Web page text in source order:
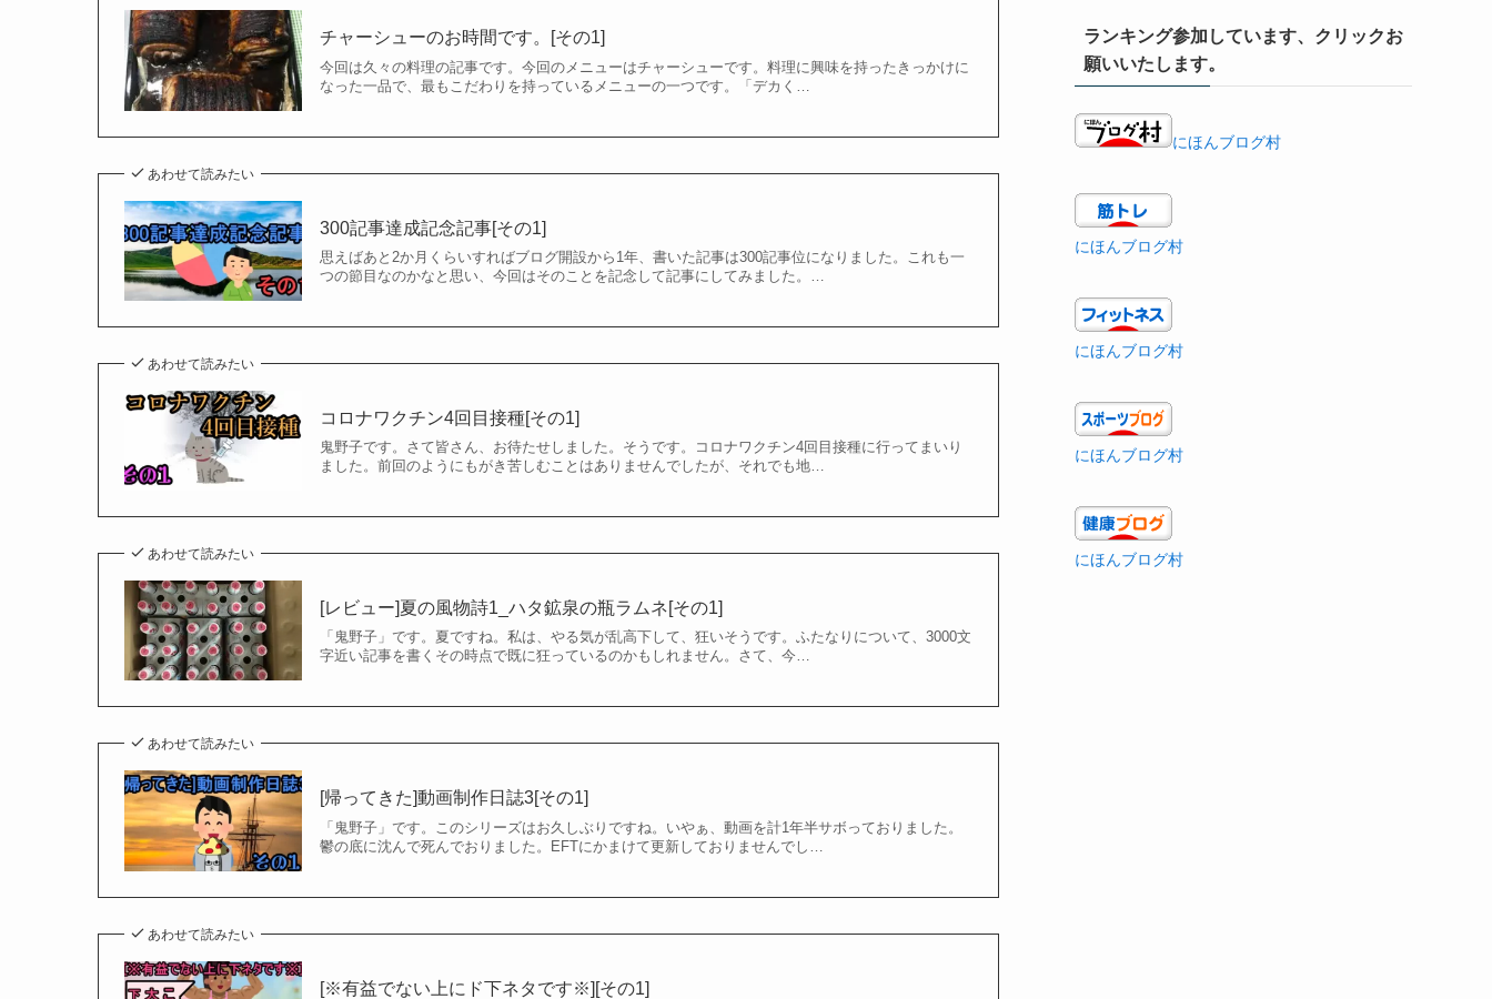
チャーシューのお時間です。[その1]
今回は久々の料理の記事です。今回のメニューはチャーシューです。料理に興味を持ったきっかけに
なった一品で、最もこだわりを持っているメニューの一つです。「デカく…
あわせて読みたい
300記事達成記念記事[その1]
思えばあと2か月くらいすればブログ開設から1年、書いた記事は300記事位になりました。これも一
つの節目なのかなと思い、今回はそのことを記念して記事にしてみました。…
あわせて読みたい
コロナワクチン4回目接種[その1]
鬼野子です。さて皆さん、お待たせしました。そうです。コロナワクチン4回目接種に行ってまいり
ました。前回のようにもがき苦しむことはありませんでしたが、それでも地…
あわせて読みたい
[レビュー]夏の風物詩1_ハタ鉱泉の瓶ラムネ[その1]
「鬼野子」です。夏ですね。私は、やる気が乱高下して、狂いそうです。ふたなりについて、3000文
字近い記事を書くその時点で既に狂っているのかもしれません。さて、今…
あわせて読みたい
[帰ってきた]動画制作日誌3[その1]
「鬼野子」です。このシリーズはお久しぶりですね。いやぁ、動画を計1年半サボっておりました。
鬱の底に沈んで死んでおりました。EFTにかまけて更新しておりませんでし…
あわせて読みたい
[※有益でない上にド下ネタです※][その1]
ランキング参加しています、クリックお
願いいたします。
にほんブログ村
にほんブログ村
にほんブログ村
にほんブログ村
にほんブログ村